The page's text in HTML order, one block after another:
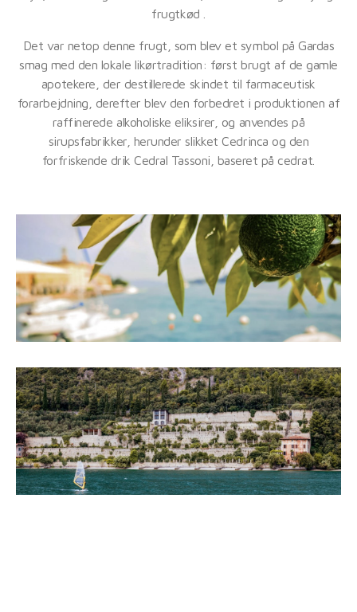
frugtkød .
Det var netop denne frugt, som blev et symbol på Gardas
smag med den lokale likørtradition: først brugt af de gamle
apotekere, der destillerede skindet til farmaceutisk
forarbejdning, derefter blev den forbedret i produktionen af
raffinerede alkoholiske eliksirer, og anvendes på
sirupsfabrikker, herunder slikket Cedrinca og den
forfriskende drik Cedral Tassoni, baseret på cedrat.